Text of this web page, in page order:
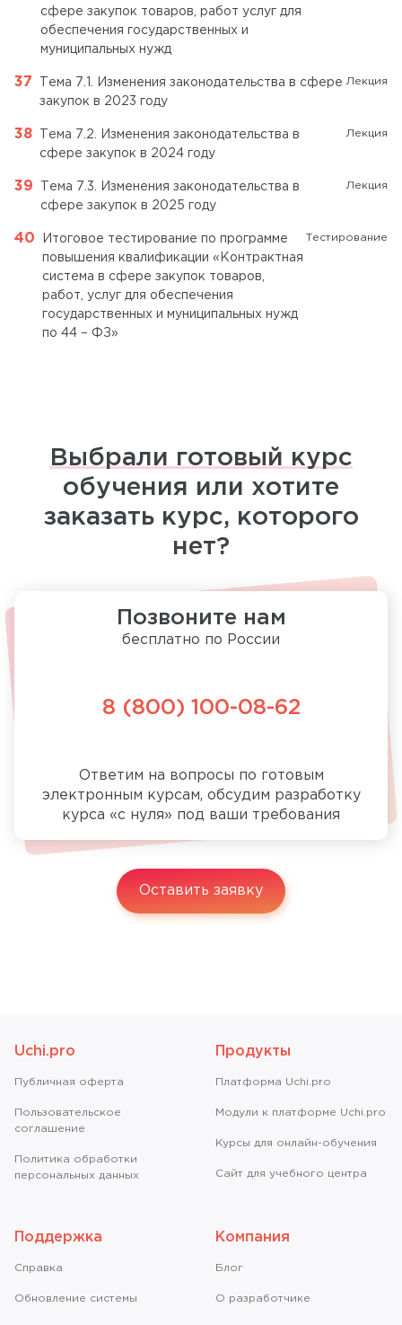
сфере закупок товаров, работ услуг для
обеспечения государственных и
муниципальных нужд
Тема 7.1. Изменения законодательства в сфере
закупок в 2023 году
Лекция
Тема 7.2. Изменения законодательства в
сфере закупок в 2024 году
Лекция
Тема 7.3. Изменения законодательства в
сфере закупок в 2025 году
Лекция
Итоговое тестирование по программе
повышения квалификации «Контрактная
система в сфере закупок товаров,
работ, услуг для обеспечения
государственных и муниципальных нужд
по 44 – ФЗ»
Тестирование
Выбрали готовый курс
обучения или хотите
заказать курс, которого
нет?
Позвоните нам
бесплатно по России
8 (800) 100-08-62
Ответим на вопросы по готовым
электронным курсам, обсудим разработку
курса «с нуля» под ваши требования
Оставить заявку
Uchi.pro
Публичная оферта
Пользовательское
соглашение
Политика обработки
персональных данных
Продукты
Платформа Uchi.pro
Модули к платформе Uchi.pro
Курсы для онлайн-обучения
Сайт для учебного центра
Поддержка
Справкa
Обновление системы
Компания
Блог
О разработчике